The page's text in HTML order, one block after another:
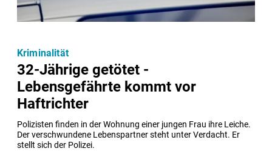
32-Jährige getötet -
Lebensgefährte kommt vor
Haftrichter
Polizisten finden in der Wohnung einer jungen Frau ihre Leiche.
Der verschwundene Lebenspartner steht unter Verdacht. Er
stellt sich der Polizei.
Kriminalität